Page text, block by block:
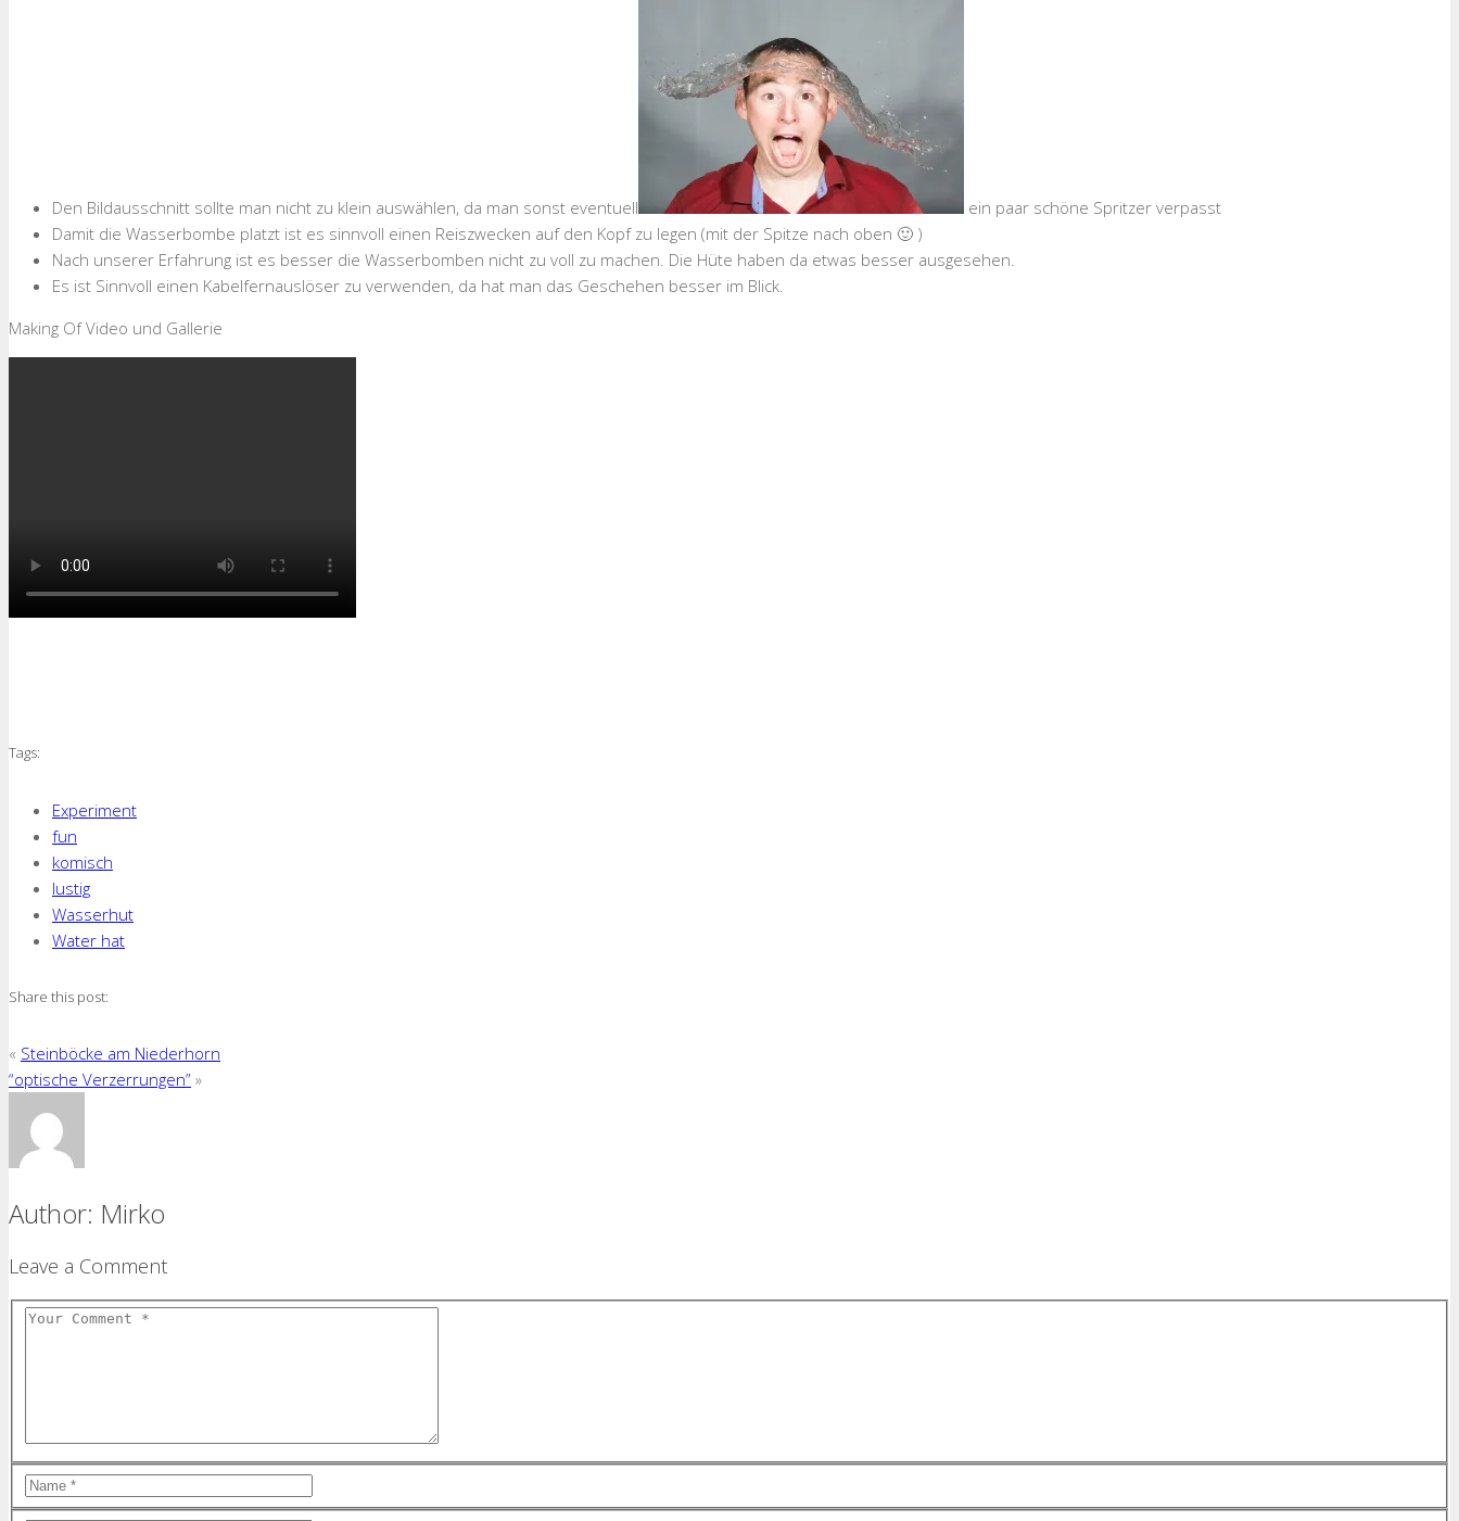
Den Bildausschnitt sollte man nicht zu klein auswählen, da man sonst eventuell
ein paar schöne Spritzer verpasst
Damit die Wasserbombe platzt ist es sinnvoll einen Reiszwecken auf den Kopf zu legen (mit der Spitze nach oben 🙂 )
Nach unserer Erfahrung ist es besser die Wasserbomben nicht zu voll zu machen. Die Hüte haben da etwas besser ausgesehen.
Es ist Sinnvoll einen Kabelfernauslöser zu verwenden, da hat man das Geschehen besser im Blick.
Making Of Video und Gallerie
Tags:
Experiment
fun
komisch
lustig
Wasserhut
Water hat
Share this post:
« Steinböcke am Niederhorn
“optische Verzerrungen” »
Author: Mirko
Leave a Comment